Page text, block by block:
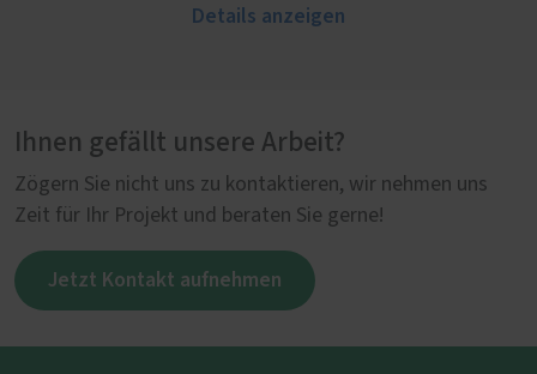
Details anzeigen
Ihnen gefällt unsere Arbeit?
Zögern Sie nicht uns zu kontaktieren, wir nehmen uns
Zeit für Ihr Projekt und beraten Sie gerne!
Jetzt Kontakt aufnehmen